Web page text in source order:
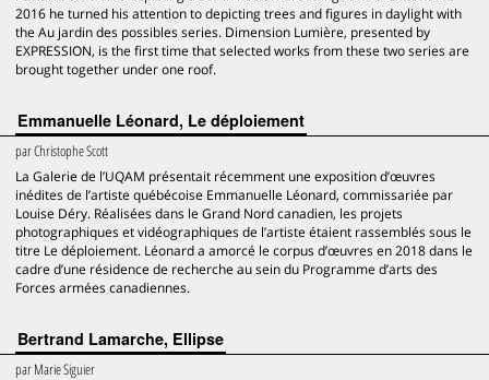
2016 he turned his attention to depicting trees and figures in daylight with
the Au jardin des possibles series. Dimension Lumière, presented by
EXPRESSION, is the first time that selected works from these two series are
brought together under one roof.
Emmanuelle Léonard, Le déploiement
parChristophe Scott
La Galerie de l’UQAM présentait récemment une exposition d’œuvres
inédites de l’artiste québécoise Emmanuelle Léonard, commissariée par
Louise Déry. Réalisées dans le Grand Nord canadien, les projets
photographiques et vidéographiques de l’artiste étaient rassemblés sous le
titre Le déploiement. Léonard a amorcé le corpus d’œuvres en 2018 dans le
cadre d’une résidence de recherche au sein du Programme d’arts des
Forces armées canadiennes.
Bertrand Lamarche, Ellipse
parMarie Siguier